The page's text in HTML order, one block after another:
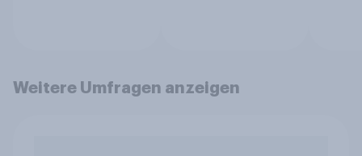
Weitere Umfragen anzeigen